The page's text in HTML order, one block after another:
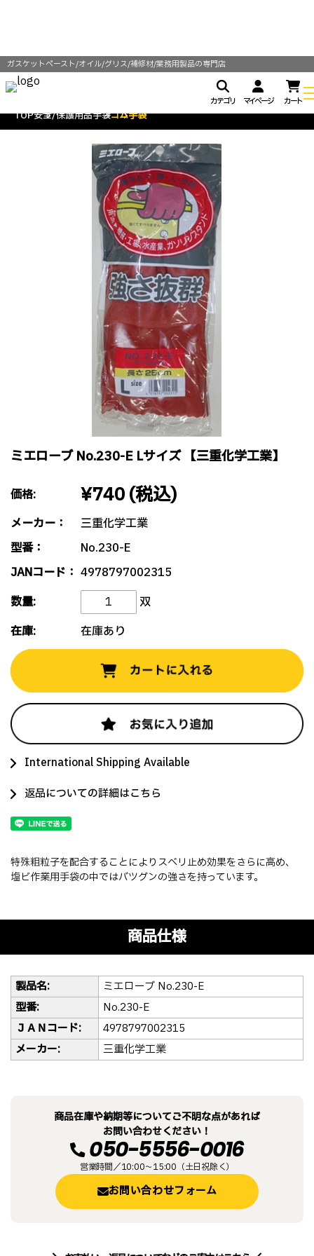
ガスケットペースト/オイル/グリス/補修材/業務用製品の専門店
カテゴリ マイページ カート
TOP安全/保護用品手袋ゴム手袋
ミエローブ No.230-E Lサイズ 【三重化学工業】
価格: ¥740(税込)
メーカー：
三重化学工業
型番：
No.230-E
JANコード： 4978797002315
数量:
双
在庫:
在庫あり
International Shipping Available
返品についての詳細はこちら
特殊粗粒子を配合することによりスベリ止め効果をさらに高め、
塩ビ作業用手袋の中ではバツグンの強さを持っています。
商品仕様
製品名:
ミエローブ No.230-E
型番:
No.230-E
ＪＡＮコード:
4978797002315
メーカー:
三重化学工業
商品在庫や納期等についてご不明な点があれば
お問い合わせください！
050-5556-0016
営業時間／10:00～15:00（土日祝除く）
お問い合わせフォーム